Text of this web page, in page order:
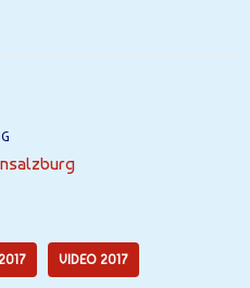
2017 VIDEO 2017